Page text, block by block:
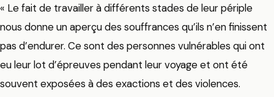
« Le fait de travailler à différents stades de leur périple
nous donne un aperçu des souffrances qu’ils n’en finissent
pas d’endurer. Ce sont des personnes vulnérables qui ont
eu leur lot d’épreuves pendant leur voyage et ont été
souvent exposées à des exactions et des violences.